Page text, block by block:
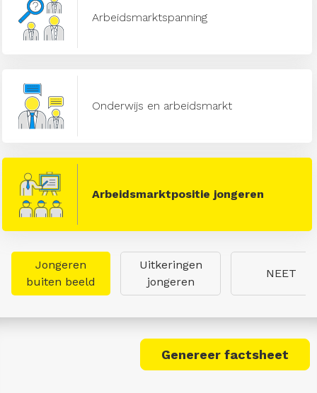
Arbeidsmarktspanning
Onderwijs en arbeidsmarkt
Arbeidsmarktpositie jongeren
Jongeren
buiten beeld
Uitkeringen
jongeren
NEET
Genereer factsheet